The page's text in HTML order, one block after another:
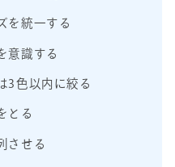
を統一する
意識する
3色以内に絞る
とる
させる